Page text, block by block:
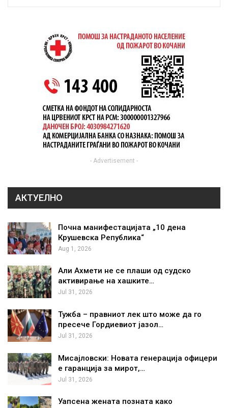
- Advertisement -
АКТУЕЛНО
Почна манифестацијата „10 дена
Крушевска Република“
Aug 1, 2026
Али Ахмети не се плаши од судско
активирање на хашките…
Jul 31, 2026
Тужба – правниот лек што може да го
пресече Гордиевиот јазол…
Jul 31, 2026
Мисајловски: Новата генерација офицери
е гаранција за мирот,…
Jul 31, 2026
Уапсена жената позната како